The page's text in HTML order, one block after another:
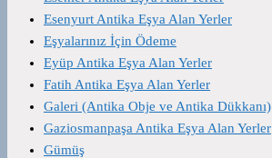
Esenyurt Antika Eşya Alan Yerler
Eşyalarınız İçin Ödeme
Eyüp Antika Eşya Alan Yerler
Fatih Antika Eşya Alan Yerler
Galeri (Antika Obje ve Antika Dükkanı)
Gaziosmanpaşa Antika Eşya Alan Yerler
Gümüş